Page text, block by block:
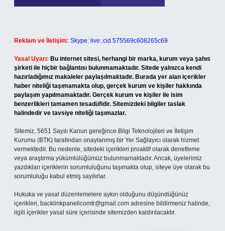
Reklam ve İletişim: Skype: live:.cid.575569c608265c69
Yasal Uyarı: Bu internet sitesi, herhangi bir marka, kurum veya şahıs
şirketi ile hiçbir bağlantısı bulunmamaktadır. Sitede yalnızca kendi
hazırladığımız makaleler paylaşılmaktadır. Burada yer alan içerikler
haber niteliği taşımamakta olup, gerçek kurum ve kişiler hakkında
paylaşım yapılmamaktadır. Gerçek kurum ve kişiler ile isim
benzerlikleri tamamen tesadüfidir. Sitemizdeki bilgiler taslak
halindedir ve tavsiye niteliği taşımazlar.
Sitemiz, 5651 Sayılı Kanun gereğince Bilgi Teknolojileri ve İletişim
Kurumu (BTK) tarafından onaylanmış bir Yer Sağlayıcı olarak hizmet
vermektedir. Bu nedenle, sitedeki içerikleri proaktif olarak denetleme
veya araştırma yükümlülüğümüz bulunmamaktadır. Ancak, üyelerimiz
yazdıkları içeriklerin sorumluluğunu taşımakta olup, siteye üye olarak bu
sorumluluğu kabul etmiş sayılırlar.
Hukuka ve yasal düzenlemelere aykırı olduğunu düşündüğünüz
içerikleri, backlinkpanelicomtr@gmail.com adresine bildirmeniz halinde,
ilgili içerikler yasal süre içerisinde sitemizden kaldırılacaktır.